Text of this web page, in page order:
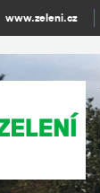
www.zeleni.cz